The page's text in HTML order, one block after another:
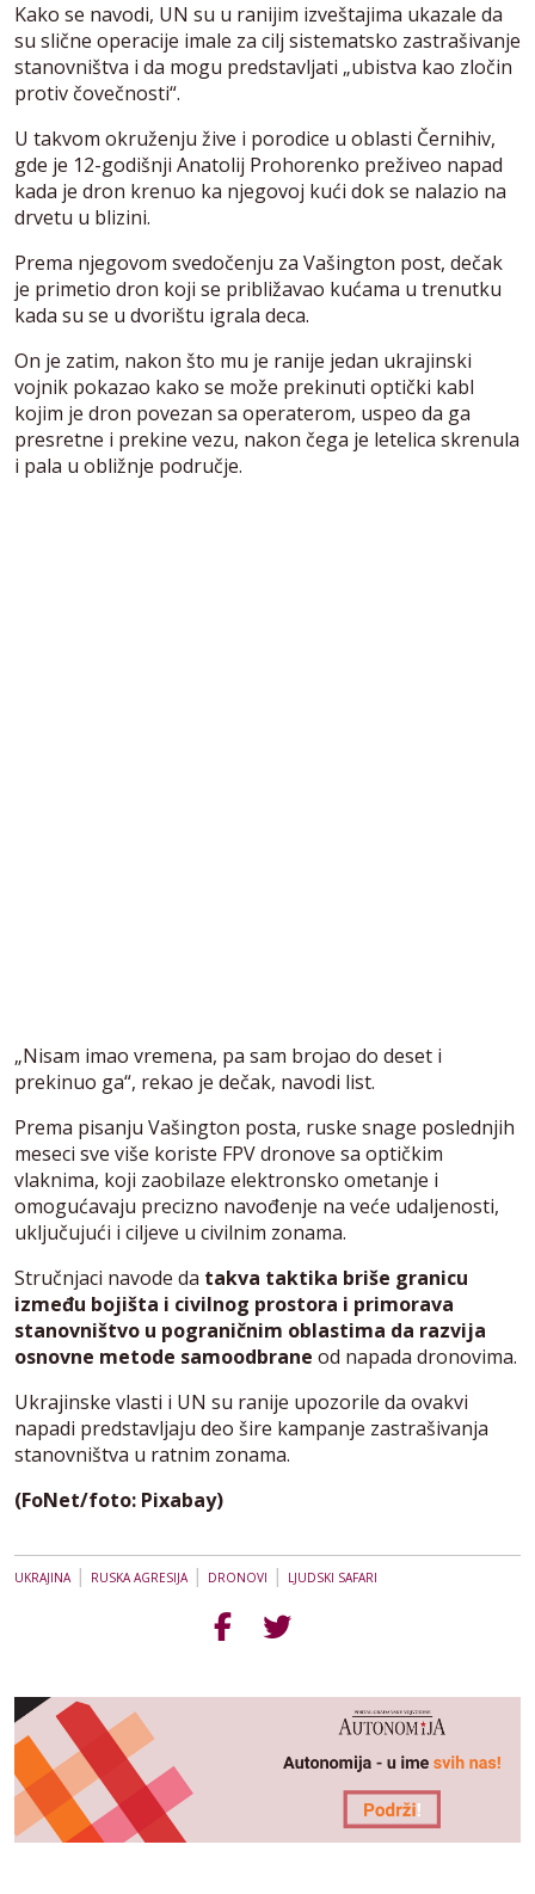
Kako se navodi, UN su u ranijim izveštajima ukazale da
su slične operacije imale za cilj sistematsko zastrašivanje
stanovništva i da mogu predstavljati „ubistva kao zločin
protiv čovečnosti“.
U takvom okruženju žive i porodice u oblasti Černihiv,
gde je 12-godišnji Anatolij Prohorenko preživeo napad
kada je dron krenuo ka njegovoj kući dok se nalazio na
drvetu u blizini.
Prema njegovom svedočenju za Vašington post, dečak
je primetio dron koji se približavao kućama u trenutku
kada su se u dvorištu igrala deca.
On je zatim, nakon što mu je ranije jedan ukrajinski
vojnik pokazao kako se može prekinuti optički kabl
kojim je dron povezan sa operaterom, uspeo da ga
presretne i prekine vezu, nakon čega je letelica skrenula
i pala u obližnje područje.
„Nisam imao vremena, pa sam brojao do deset i
prekinuo ga“, rekao je dečak, navodi list.
Prema pisanju Vašington posta, ruske snage poslednjih
meseci sve više koriste FPV dronove sa optičkim
vlaknima, koji zaobilaze elektronsko ometanje i
omogućavaju precizno navođenje na veće udaljenosti,
uključujući i ciljeve u civilnim zonama.
Stručnjaci navode da takva taktika briše granicu
između bojišta i civilnog prostora i primorava
stanovništvo u pograničnim oblastima da razvija
osnovne metode samoodbrane od napada dronovima.
Ukrajinske vlasti i UN su ranije upozorile da ovakvi
napadi predstavljaju deo šire kampanje zastrašivanja
stanovništva u ratnim zonama.
(FoNet/foto: Pixabay)
UKRAJINA| RUSKA AGRESIJA| DRONOVI | LJUDSKI SAFARI